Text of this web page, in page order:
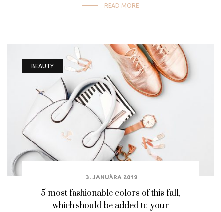
READ MORE
BEAUTY
3. JANUÁRA 2019
5 most fashionable colors of this fall,
which should be added to your